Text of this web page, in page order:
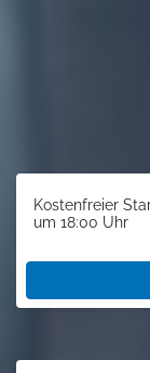
Kostenfreier
um 18:00 Uhr